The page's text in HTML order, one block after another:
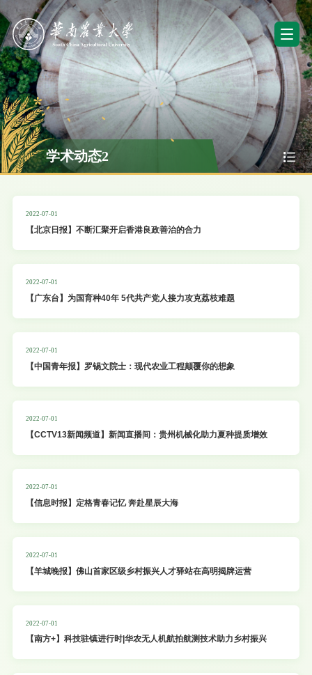
学术动态2
2022-07-01
【北京日报】不断汇聚开启香港良政善治的合力
2022-07-01
【广东台】为国育种40年 5代共产党人接力攻克荔枝难题
2022-07-01
【中国青年报】罗锡文院士：现代农业工程颠覆你的想象
2022-07-01
【CCTV13新闻频道】新闻直播间：贵州机械化助力夏种提质增效
2022-07-01
【信息时报】定格青春记忆 奔赴星辰大海
2022-07-01
【羊城晚报】佛山首家区级乡村振兴人才驿站在高明揭牌运营
2022-07-01
【南方+】科技驻镇进行时|华农无人机航拍航测技术助力乡村振兴